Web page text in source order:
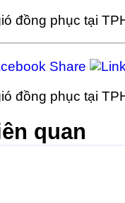
quan